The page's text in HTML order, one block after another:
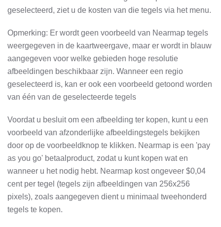
geselecteerd, ziet u de kosten van die tegels via het menu.
Opmerking: Er wordt geen voorbeeld van Nearmap tegels
weergegeven in de kaartweergave, maar er wordt in blauw
aangegeven voor welke gebieden hoge resolutie
afbeeldingen beschikbaar zijn. Wanneer een regio
geselecteerd is, kan er ook een voorbeeld getoond worden
van één van de geselecteerde tegels
Voordat u besluit om een afbeelding ter kopen, kunt u een
voorbeeld van afzonderlijke afbeeldingstegels bekijken
door op de voorbeeldknop te klikken. Nearmap is een 'pay
as you go' betaalproduct, zodat u kunt kopen wat en
wanneer u het nodig hebt. Nearmap kost ongeveer $0,04
cent per tegel (tegels zijn afbeeldingen van 256x256
pixels), zoals aangegeven dient u minimaal tweehonderd
tegels te kopen.